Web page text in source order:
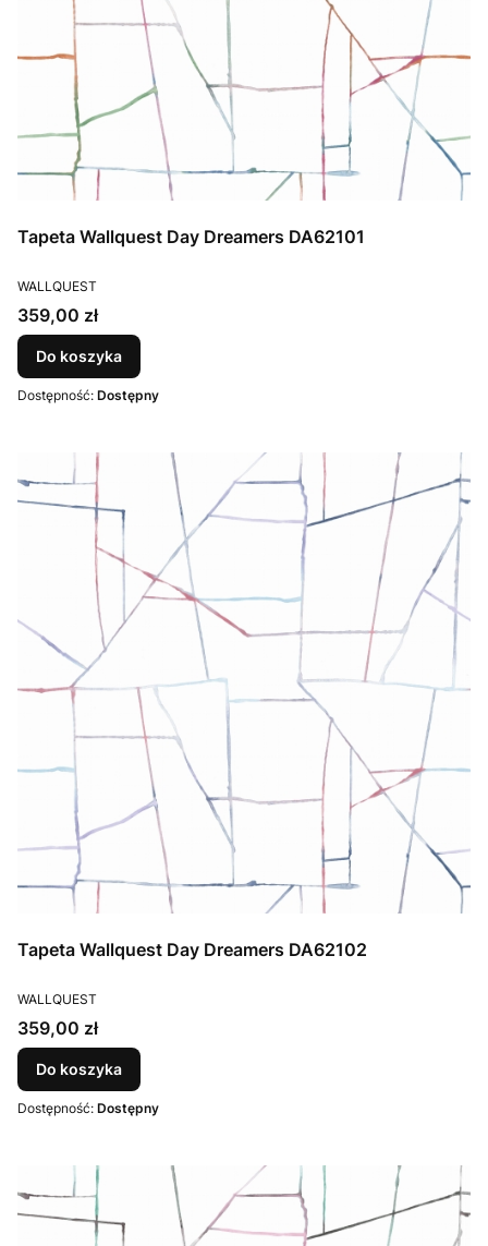
Tapeta Wallquest Day Dreamers DA62101
PRODUCENT
WALLQUEST
Cena
359,00 zł
Do koszyka
Dostępność: Dostępny
Tapeta Wallquest Day Dreamers DA62102
PRODUCENT
WALLQUEST
Cena
359,00 zł
Do koszyka
Dostępność: Dostępny